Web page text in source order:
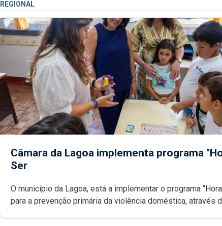
REGIONAL
Câmara da Lagoa implementa programa
Ser
O município da Lagoa, está a implementar o programa
para a prevenção primária da violência doméstica, através